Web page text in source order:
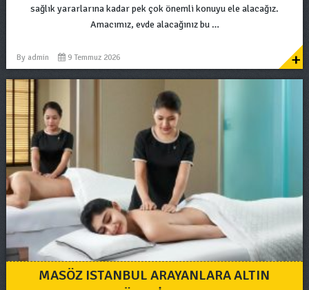
sağlık yararlarına kadar pek çok önemli konuyu ele alacağız.
Amacımız, evde alacağınız bu …
By admin 9 Temmuz 2026 +
MASÖZ ISTANBUL ARAYANLARA ALTIN